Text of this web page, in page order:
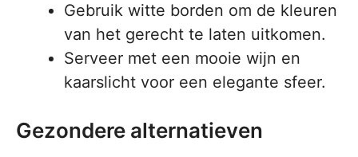
Gebruik witte borden om de kleuren
van het gerecht te laten uitkomen.
Serveer met een mooie wijn en
kaarslicht voor een elegante sfeer.
Gezondere alternatieven